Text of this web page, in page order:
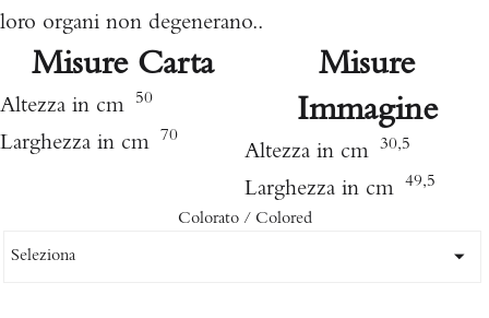
loro organi non degenerano..
Misure Carta
Altezza in cm 50
Larghezza in cm 70
Misure
Immagine
Altezza in cm 30,5
Larghezza in cm 49,5
Colorato / Colored